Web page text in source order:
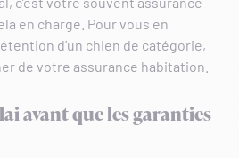
en charge. Pour vous en
d’un chien de catégorie,
de votre assurance habitation.
avant que les garanties